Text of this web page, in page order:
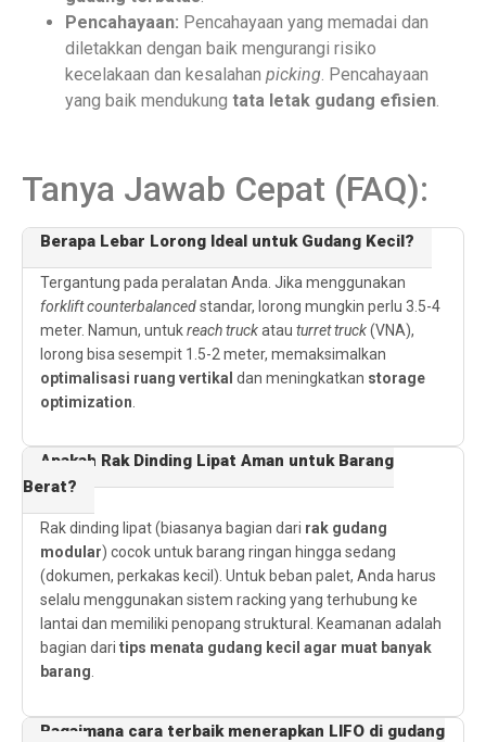
Pencahayaan: Pencahayaan yang memadai dan
diletakkan dengan baik mengurangi risiko
kecelakaan dan kesalahan picking. Pencahayaan
yang baik mendukung tata letak gudang efisien.
Tanya Jawab Cepat (FAQ):
Berapa Lebar Lorong Ideal untuk Gudang Kecil?
Tergantung pada peralatan Anda. Jika menggunakan
forklift counterbalancedstandar, lorong mungkin perlu 3.5-4
meter. Namun, untukreach truckatau turret truck(VNA),
lorong bisa sesempit 1.5-2 meter, memaksimalkan
optimalisasi ruang vertikal dan meningkatkan storage
optimization
Apakah Rak Dinding Lipat Aman untuk Barang
Berat?
Rak dinding lipat (biasanya bagian dari rak gudang
modular) cocok untuk barang ringan hingga sedang
(dokumen, perkakas kecil). Untuk beban palet, Anda harus
selalu menggunakan sistem racking yang terhubung ke
lantai dan memiliki penopang struktural. Keamanan adalah
bagian dari tips menata gudang kecil agar muat banyak
barang.
Bagaimana cara terbaik menerapkan LIFO di gudang